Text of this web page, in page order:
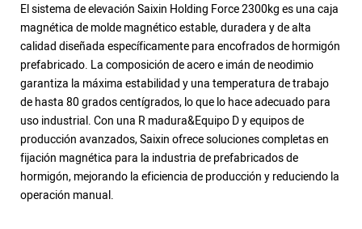
El sistema de elevación Saixin Holding Force 2300kg es una caja
magnética de molde magnético estable, duradera y de alta
calidad diseñada específicamente para encofrados de hormigón
prefabricado. La composición de acero e imán de neodimio
garantiza la máxima estabilidad y una temperatura de trabajo
de hasta 80 grados centígrados, lo que lo hace adecuado para
uso industrial. Con una R madura&Equipo D y equipos de
producción avanzados, Saixin ofrece soluciones completas en
fijación magnética para la industria de prefabricados de
hormigón, mejorando la eficiencia de producción y reduciendo la
operación manual.